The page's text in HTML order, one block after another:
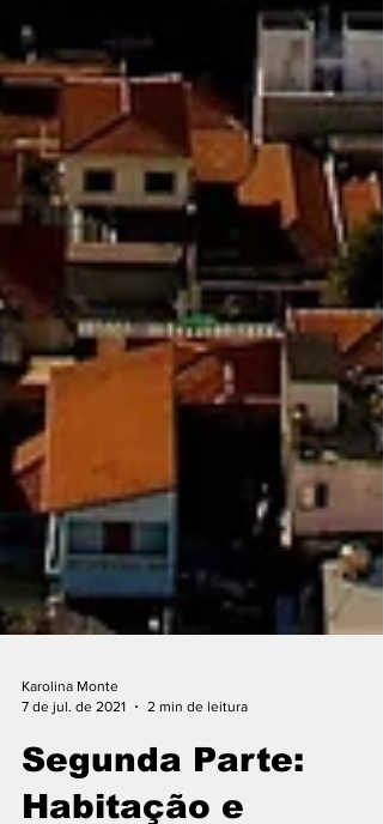
Karolina Monte
7 de jul. de 2021
2 min de leitura